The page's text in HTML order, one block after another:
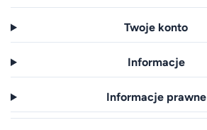
Twoje konto
Informacje
Informacje prawne